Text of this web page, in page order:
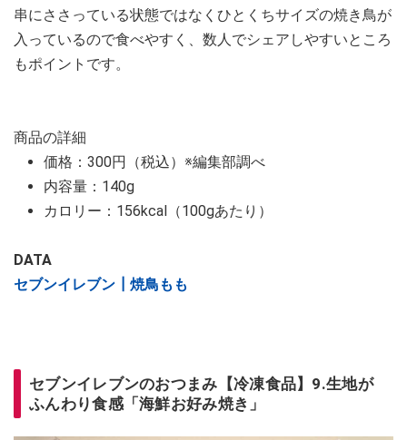
串にささっている状態ではなくひとくちサイズの焼き鳥が
入っているので食べやすく、数人でシェアしやすいところ
もポイントです。
商品の詳細
価格：300円（税込）※編集部調べ
内容量：140g
カロリー：156kcal（100gあたり）
DATA
セブンイレブン┃焼鳥もも
セブンイレブンのおつまみ【冷凍食品】9.生地が
ふんわり食感「海鮮お好み焼き」